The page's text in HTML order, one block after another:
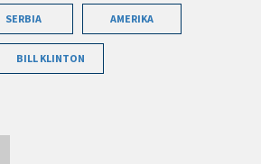
SERBIA AMERIKA
BILL KLINTON